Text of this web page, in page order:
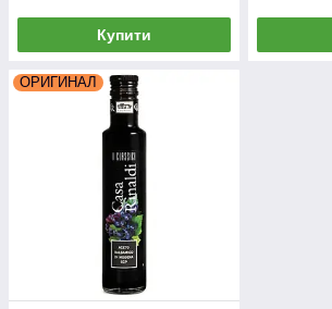
Купити
ОРИГИНАЛ